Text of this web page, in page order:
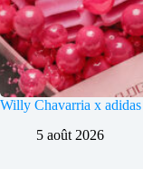
Willy Chavarria x
5 août 2026